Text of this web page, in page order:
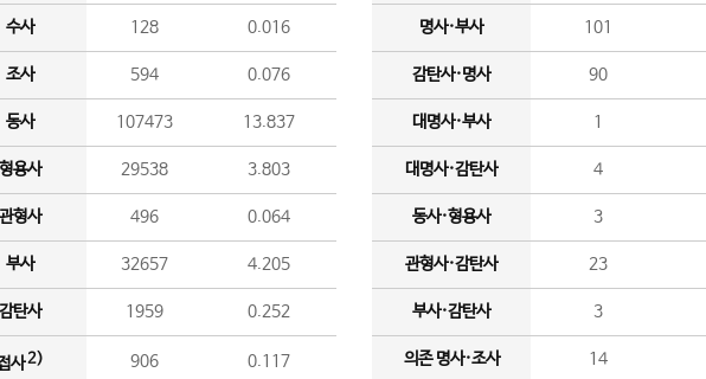
수사 128 0.016
조사 594 0.076
동사 107473 13.837
용사 29538 3.803
형사 496 0.064
부사 32657 4.205
탄사 1959 0.252
사2) 906 0.117
명사·부사 101
감탄사·명사 90
대명사·부사 1
대명사·감탄사 4
동사·형용사 3
관형사·감탄사 23
부사·감탄사 3
의존 명사·조사 14